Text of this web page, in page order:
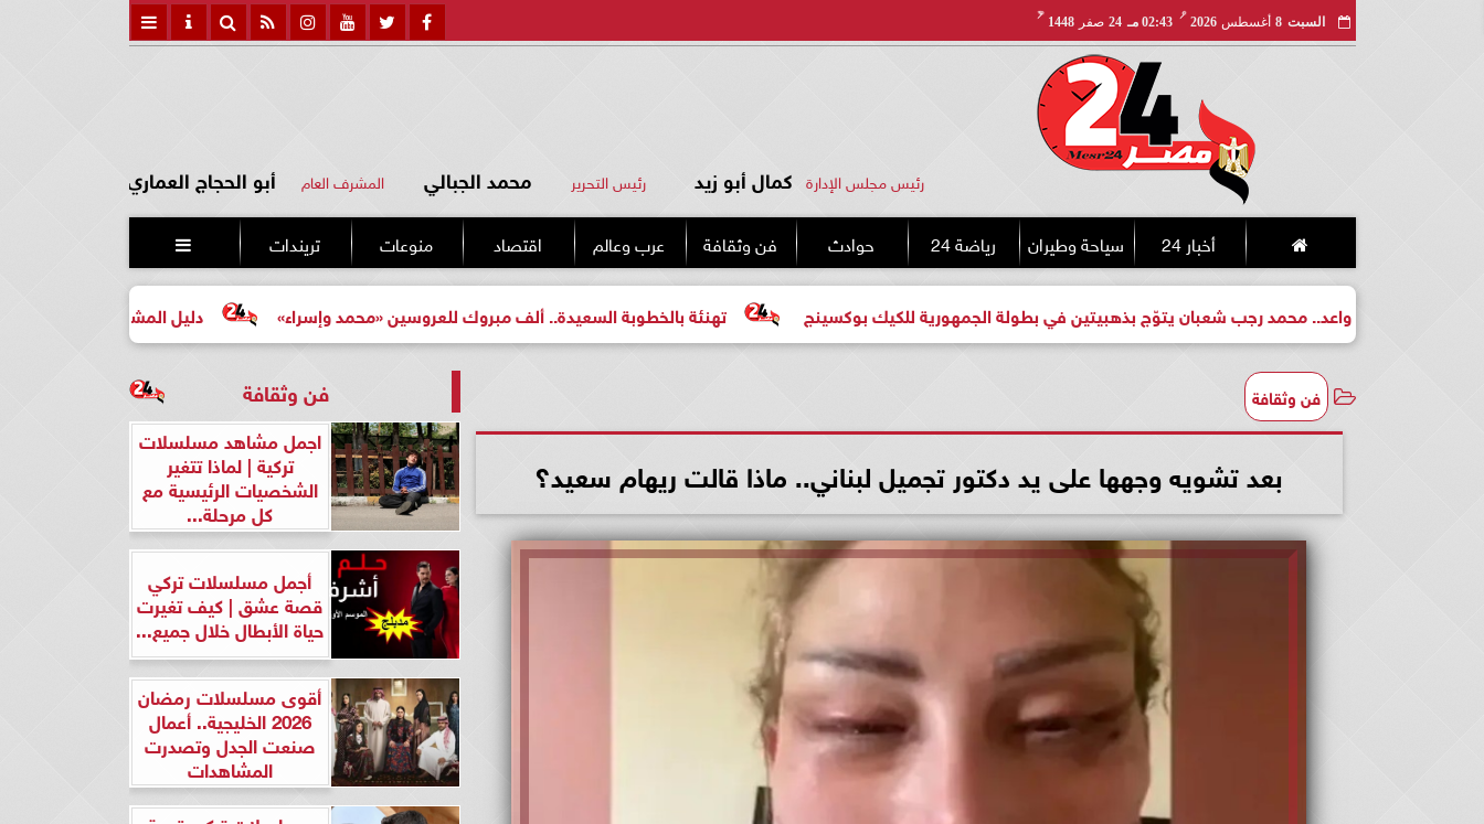
السبت 8 أغسطس 2026
مـ
02:43 مـ 24 صفر 1448
هـ
رئيس مجلس الإدارة كمال أبو زيد رئيس التحرير محمد الجبالي المشرف العام أبو الحجاج العماري
أخبار 24 سياحة وطيران رياضة 24 حوادث فن وثقافة عرب وعالم اقتصاد منوعات تريندات 
دليل المشتري لأول مرة لاختيار مشروع تهنئة بالخطوبة السعيدة.. ألف مبروك للعروسين «محمد وإسراء» واعد.. محمد رجب شعبان يتوّج بذهبيتين في بطولة الجمهورية للكيك بوكسينج
فن وثقافة
بعد تشويه وجهها على يد دكتور تجميل لبناني.. ماذا قالت ريهام سعيد؟
فن وثقافة
اجمل مشاهد مسلسلات
تركية | لماذا تتغير
الشخصيات الرئيسية مع
كل مرحلة...
أجمل مسلسلات تركي
قصة عشق | كيف تغيرت
حياة الأبطال خلال جميع...
أقوى مسلسلات رمضان
2026 الخليجية.. أعمال
صنعت الجدل وتصدرت
المشاهدات